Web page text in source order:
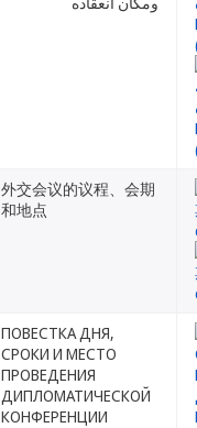
外交会议的议程、会期
和地点
ПОВЕСТКА ДНЯ,
СРОКИ И МЕСТО
ПРОВЕДЕНИЯ
ДИПЛОМАТИЧЕСКОЙ
КОНФЕРЕНЦИИ